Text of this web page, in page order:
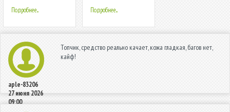
водяных знаков
Подробнее... Подробнее...
aple-83206
27 июня 2026
09:00
Топчик, средство реально качает, кожа гладкая, багов нет,
кайф!